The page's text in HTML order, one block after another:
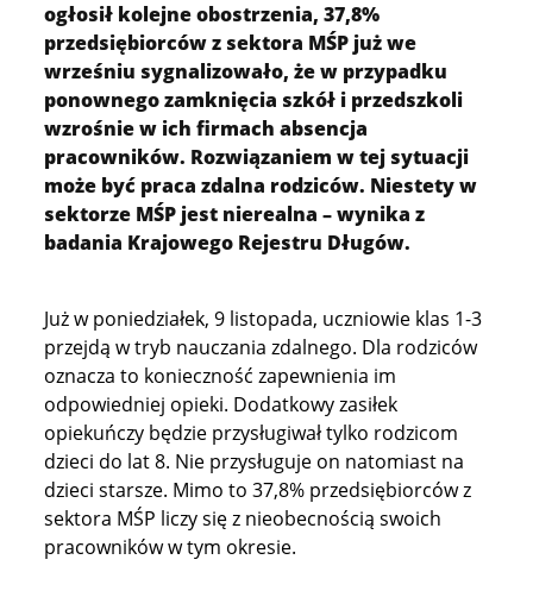
ogłosił kolejne obostrzenia, 37,8%
przedsiębiorców z sektora MŚP już we
wrześniu sygnalizowało, że w przypadku
ponownego zamknięcia szkół i przedszkoli
wzrośnie w ich firmach absencja
pracowników. Rozwiązaniem w tej sytuacji
może być praca zdalna rodziców. Niestety w
sektorze MŚP jest nierealna – wynika z
badania Krajowego Rejestru Długów.
Już w poniedziałek, 9 listopada, uczniowie klas 1-3
przejdą w tryb nauczania zdalnego. Dla rodziców
oznacza to konieczność zapewnienia im
odpowiedniej opieki. Dodatkowy zasiłek
opiekuńczy będzie przysługiwał tylko rodzicom
dzieci do lat 8. Nie przysługuje on natomiast na
dzieci starsze. Mimo to 37,8% przedsiębiorców z
sektora MŚP liczy się z nieobecnością swoich
pracowników w tym okresie.